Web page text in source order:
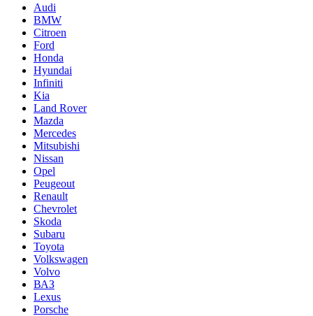
Audi
BMW
Citroen
Ford
Honda
Hyundai
Infiniti
Kia
Land Rover
Mazda
Mercedes
Mitsubishi
Nissan
Opel
Peugeout
Renault
Chevrolet
Skoda
Subaru
Toyota
Volkswagen
Volvo
ВАЗ
Lexus
Porsche